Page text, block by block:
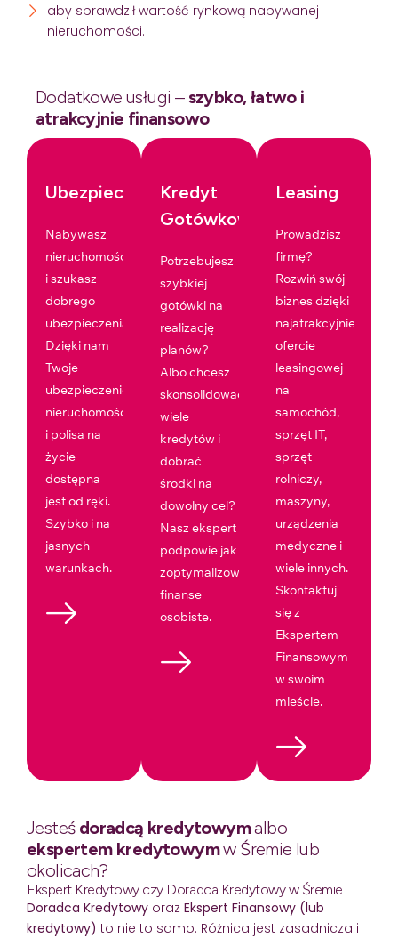
aby sprawdził wartość rynkową nabywanej
nieruchomości.
Dodatkowe usługi –szybko, łatwo i
atrakcyjnie finansowo
Ubezpieczenia
Nabywasz
nieruchomość
i szukasz
dobrego
ubezpieczenia?
Dzięki nam
Twoje
ubezpieczenie
nieruchomości
i polisa na
życie
dostępna
jest od ręki.
Szybko i na
jasnych
warunkach.
Kredyt
Gotówkowy
Potrzebujesz
szybkiej
gotówki na
realizację
planów?
Albo chcesz
skonsolidować
wiele
kredytów i
dobrać
środki na
dowolny cel?
Nasz ekspert
podpowie jak
zoptymalizować
finanse
osobiste.
Leasing
Prowadzisz
firmę?
Rozwiń swój
biznes dzięki
najatrakcyjniejszej
ofercie
leasingowej
na
samochód,
sprzęt IT,
sprzęt
rolniczy,
maszyny,
urządzenia
medyczne i
wiele innych.
Skontaktuj
się z
Ekspertem
Finansowym
w swoim
mieście.
Jesteśdoradcą kredytowymalbo
ekspertem kredytowymw Śremie lub
okolicach?
Ekspert Kredytowy czy Doradca Kredytowy w Śremie
Doradca Kredytowy oraz Ekspert Finansowy (lub
kredytowy) to nie to samo. Różnica jest zasadnicza i